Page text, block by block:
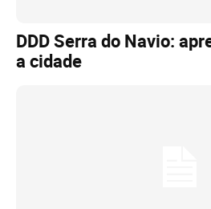
DDD Serra do Navio:
a cidade